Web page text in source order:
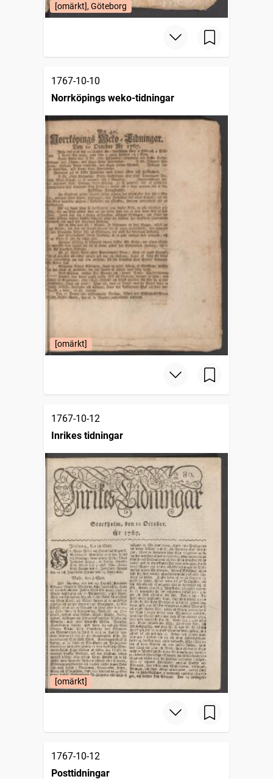
[omärkt], Göteborg
1767-10-10
Norrköpings weko-tidningar
[omärkt]
1767-10-12
Inrikes tidningar
[omärkt]
1767-10-12
Posttidningar